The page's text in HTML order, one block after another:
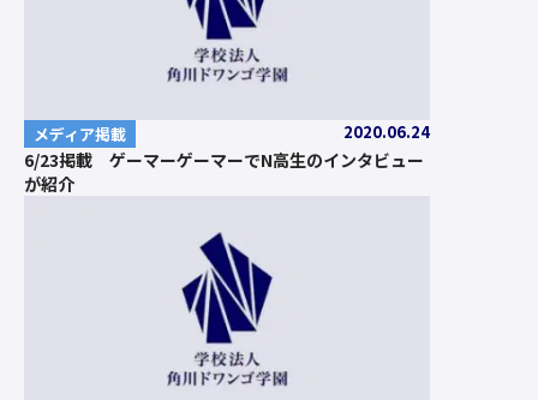
メディア掲載 2020.06.24
6/23掲載 ゲーマーゲーマーでN高生のインタビュー
が紹介